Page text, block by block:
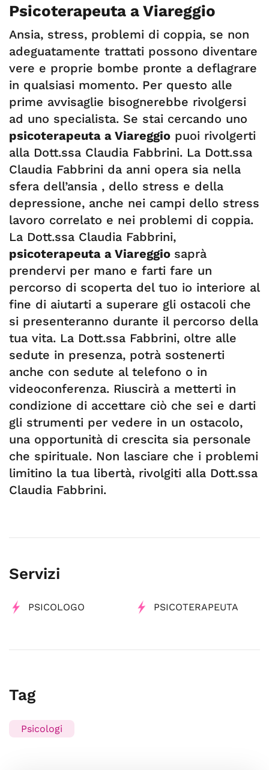
Psicoterapeuta a Viareggio
Ansia, stress, problemi di coppia, se non
adeguatamente trattati possono diventare
vere e proprie bombe pronte a deflagrare
in qualsiasi momento. Per questo alle
prime avvisaglie bisognerebbe rivolgersi
ad uno specialista. Se stai cercando uno
psicoterapeuta a Viareggio puoi rivolgerti
alla Dott.ssa Claudia Fabbrini. La Dott.ssa
Claudia Fabbrini da anni opera sia nella
sfera dell’ansia , dello stress e della
depressione, anche nei campi dello stress
lavoro correlato e nei problemi di coppia.
La Dott.ssa Claudia Fabbrini,
psicoterapeuta a Viareggio saprà
prendervi per mano e farti fare un
percorso di scoperta del tuo io interiore al
fine di aiutarti a superare gli ostacoli che
si presenteranno durante il percorso della
tua vita. La Dott.ssa Fabbrini, oltre alle
sedute in presenza, potrà sostenerti
anche con sedute al telefono o in
videoconferenza. Riuscirà a metterti in
condizione di accettare ciò che sei e darti
gli strumenti per vedere in un ostacolo,
una opportunità di crescita sia personale
che spirituale. Non lasciare che i problemi
limitino la tua libertà, rivolgiti alla Dott.ssa
Claudia Fabbrini.
Servizi
PSICOLOGO PSICOTERAPEUTA
Tag
Psicologi